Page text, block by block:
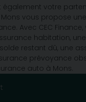
également votre
vous propose
Avec CEC
habitation,
restant dû, une
prévoyance
auto à Mons.